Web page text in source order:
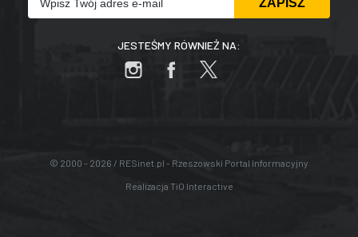
JESTEŚMY RÓWNIEŻ NA:
© 2000 - 2026 / RESinet.pl - Rzeszowski Portal Informacyjny
Realizacja TiO Interactive